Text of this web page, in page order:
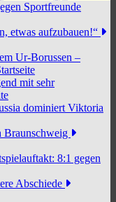
Sportfreunde
etwas aufzubauen!“
Ur-Borussen –
mit sehr
dominiert Viktoria
Braunschweig
8:1 gegen
Abschiede